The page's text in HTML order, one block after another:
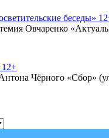
беседы»
Овчаренко
12+
Чёрного «Сбор»